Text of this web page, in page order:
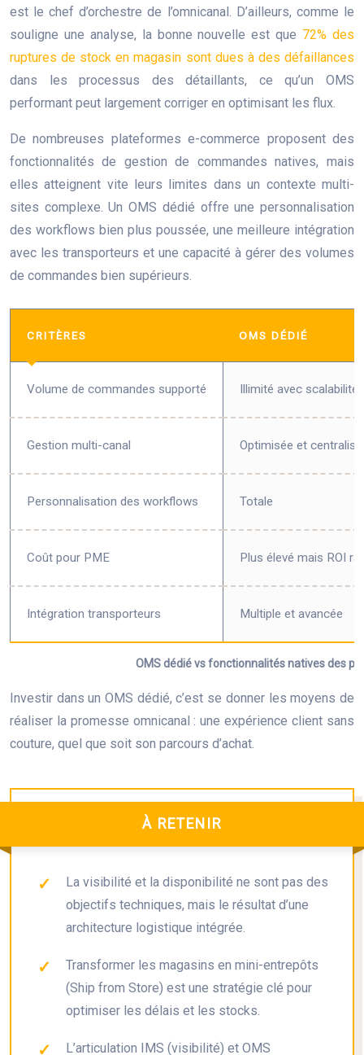
est le chef d’orchestre de l’omnicanal. D’ailleurs, comme le
souligne une analyse, la bonne nouvelle est que 72% des
ruptures de stock en magasin sont dues à des défaillances
dans les processus des détaillants, ce qu’un OMS
performant peut largement corriger en optimisant les flux.
De nombreuses plateformes e-commerce proposent des
fonctionnalités de gestion de commandes natives, mais
elles atteignent vite leurs limites dans un contexte multi-
sites complexe. Un OMS dédié offre une personnalisation
des workflows bien plus poussée, une meilleure intégration
avec les transporteurs et une capacité à gérer des volumes
de commandes bien supérieurs.
OMS dédié vs fonctionnalités natives des
CRITÈRES OMS DÉDIÉ
Volume de commandes supporté Illimité avec scalabilité
Gestion multi-canal Optimisée et
Personnalisation des workflows Totale
Coût pour PME Plus élevé mais ROI
Intégration transporteurs Multiple et avancée
Investir dans un OMS dédié, c’est se donner les moyens de
réaliser la promesse omnicanal : une expérience client sans
couture, quel que soit son parcours d’achat.
À RETENIR
La visibilité et la disponibilité ne sont pas des
objectifs techniques, mais le résultat d’une
architecture logistique intégrée.
Transformer les magasins en mini-entrepôts
(Ship from Store) est une stratégie clé pour
optimiser les délais et les stocks.
L’articulation IMS (visibilité) et OMS